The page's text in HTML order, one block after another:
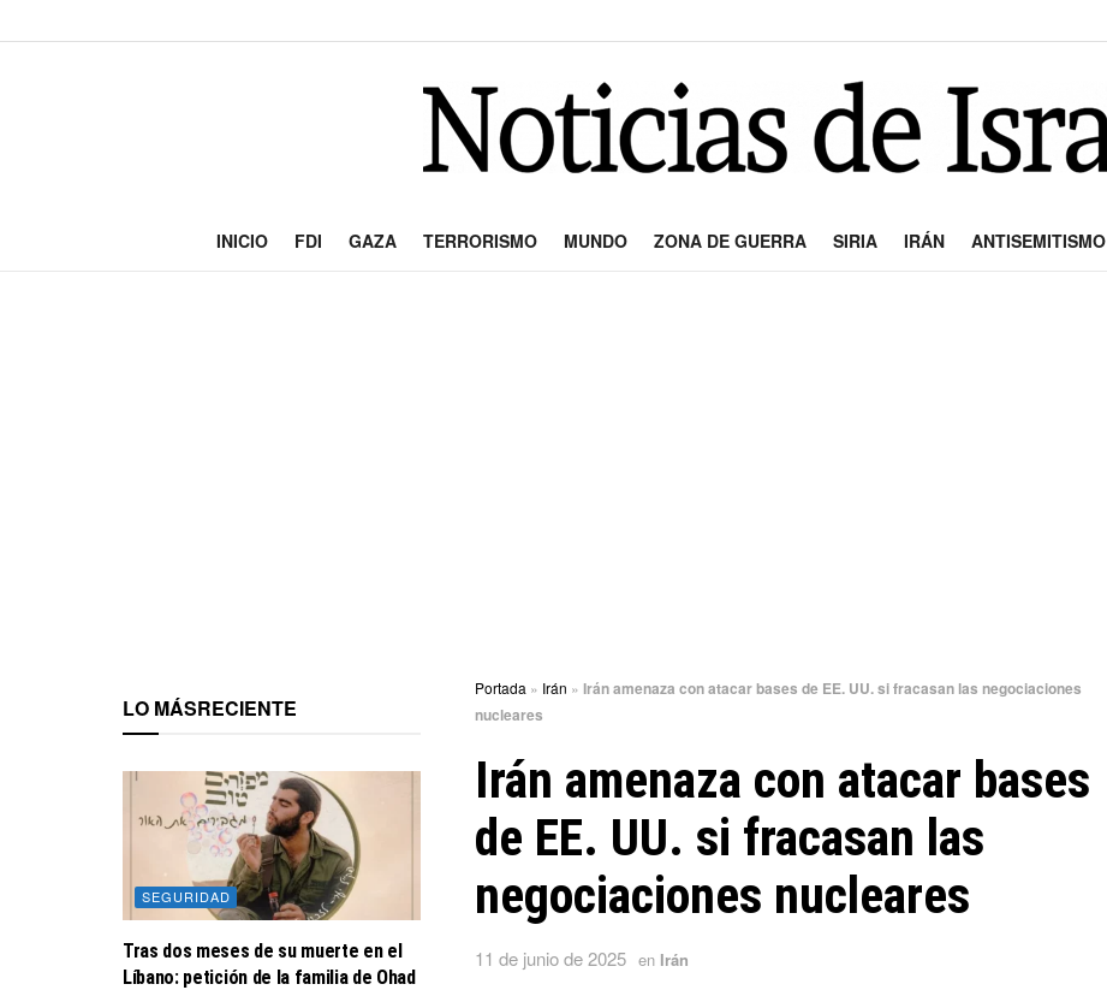
INICIO FDI GAZA TERRORISMO MUNDO ZONA DE GUERRA SIRIA IRÁN ANTISEMITISMO
Portada » Irán » Irán amenaza con atacar bases de EE. UU. si fracasan las negociaciones
nucleares
Irán amenaza con atacar bases
de EE. UU. si fracasan las
negociaciones nucleares
11 de junio de 2025 en Irán
LO MÁSRECIENTE
SEGURIDAD
Tras dos meses de su muerte en el
Líbano: petición de la familia de Ohad